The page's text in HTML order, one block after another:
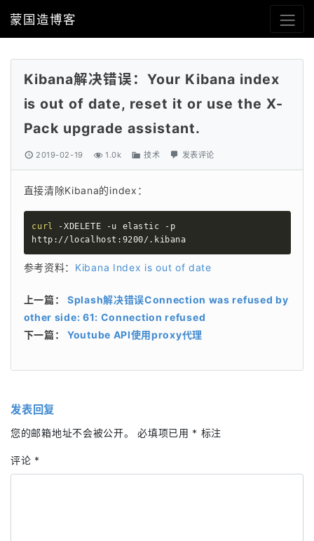
蒙国造博客
Kibana解决错误：Your Kibana index
is out of date, reset it or use the X-
Pack upgrade assistant.
2019-02-19 1.0k 技术 发表评论
直接清除Kibana的index：
curl
-XDELETE -u elastic -p
http://localhost:9200/.kibana
参考资料： Kibana Index is out of date
上一篇： Splash解决错误Connection was refused by
other side: 61: Connection refused
下一篇： Youtube API使用proxy代理
发表回复
您的邮箱地址不会被公开。 必填项已用 * 标注
评论 *